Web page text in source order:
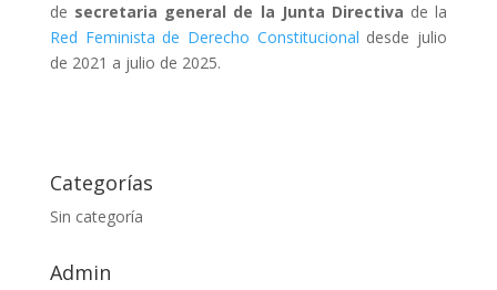
de secretaria general de la Junta Directiva de la
Red Feminista de Derecho Constitucional desde julio
de 2021 a julio de 2025.
Categorías
Sin categoría
Admin